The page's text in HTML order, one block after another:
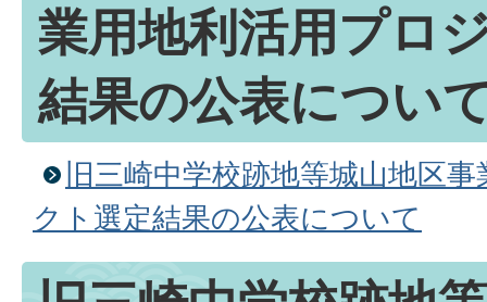
業用地利活用プロ
結果の公表につい
旧三崎中学校跡地等城山地区
クト選定結果の公表について